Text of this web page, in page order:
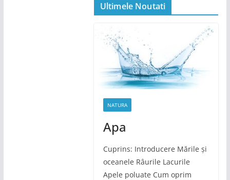
Ultimele Noutati
NATURA
Apa
Cuprins: Introducere Mările și
oceanele Râurile Lacurile
Apele poluate Cum oprim